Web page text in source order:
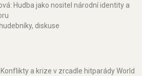
Hudba jako nositel národní identity a
diskuse
a krize v zrcadle hitparády World